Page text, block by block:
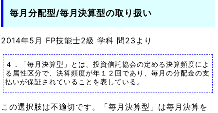
毎月分配型/毎月決算型の取り扱い
2014年5月 FP技能士2級 学科 問23より
４．「毎月決算型」とは、投資信託協会の定める決算頻度によ
る属性区分で、決算頻度が年１２回であり、毎月の分配金の支
払いが保証されていることを表している。
この選択肢は不適切です。「毎月決算型」は毎月決算を